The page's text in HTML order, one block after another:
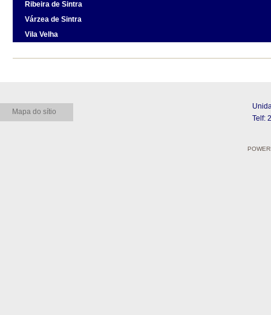
Ribeira de Sintra
Várzea de Sintra
Vila Velha
Mapa do sítio
Telf: